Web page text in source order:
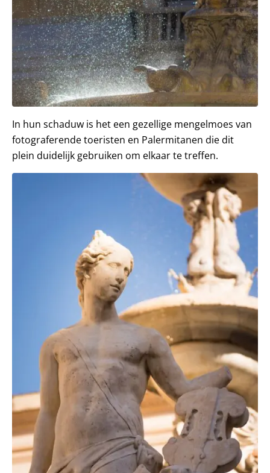
In hun schaduw is het een gezellige mengelmoes van
fotograferende toeristen en Palermitanen die dit
plein duidelijk gebruiken om elkaar te treffen.